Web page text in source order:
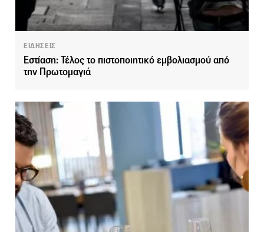
ΕΙΔΗΣΕΙΣ
Εστίαση: Τέλος το πιστοποιητικό εμβολιασμού από
την Πρωτομαγιά